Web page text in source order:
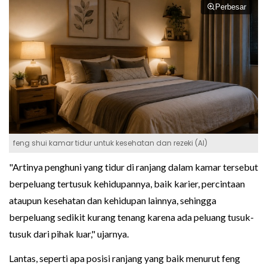
Perbesar
feng shui kamar tidur untuk kesehatan dan rezeki (AI)
"Artinya penghuni yang tidur di ranjang dalam kamar tersebut
berpeluang tertusuk kehidupannya, baik karier, percintaan
ataupun kesehatan dan kehidupan lainnya, sehingga
berpeluang sedikit kurang tenang karena ada peluang tusuk-
tusuk dari pihak luar," ujarnya.
Lantas, seperti apa posisi ranjang yang baik menurut feng